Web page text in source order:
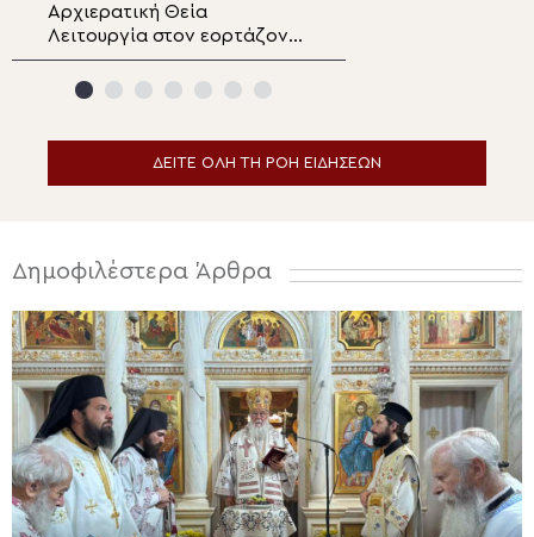
Αρχιερατική Θεία
Λειτουργία στον εορτάζοντα
ιστορικό Ιερό Ναό
Μεταμορφώσεως του
ΔΕΙΤΕ ΟΛΗ ΤΗ ΡΟΗ ΕΙΔΗΣΕΩΝ
Δημοφιλέστερα Άρθρα